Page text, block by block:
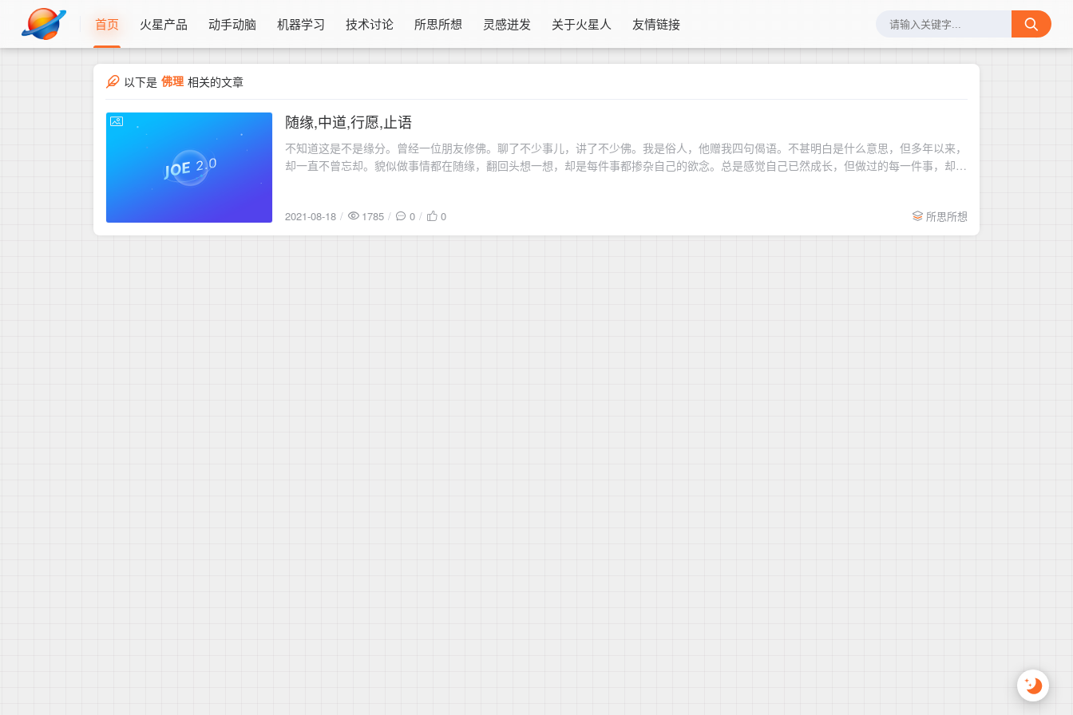
首页 火星产品 动手动脑 机器学习 技术讨论 所思所想 灵感迸发 关于火星人 友情链接
以下是 佛理 相关的文章
2021-08-18
随缘,中道,行愿,止语
不知道这是不是缘分。曾经一位朋友修佛。聊了不少事儿，讲了不少佛。我是俗人，他赠我四句偈语。不甚明白是什么意思，但多年以来，
却一直不曾忘却。貌似做事情都在随缘，翻回头想一想，却是每件事都掺杂自己的欲念。总是感觉自己已然成长，但做过的每一件事，却是
2021-08-18 1785 0 0 所思所想